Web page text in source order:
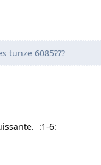
tunze 6085???
:1-6: